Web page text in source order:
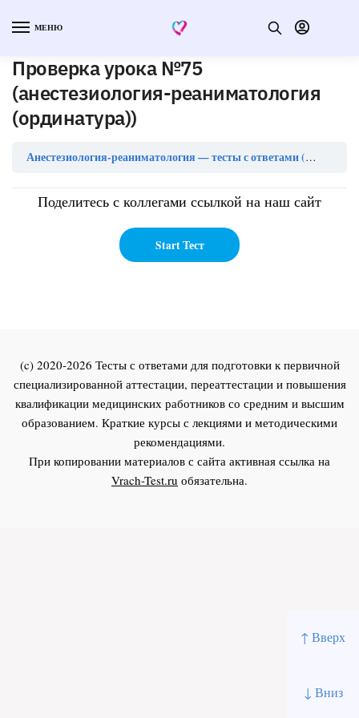
↑ Вверх
↓ Вниз
МЕНЮ
Проверка урока №75
(анестезиология-реаниматология
(ординатура))
Анестезиология-реаниматология — тесты с ответами (ординатура)
Поделитесь с коллегами ссылкой на наш сайт
(c) 2020-2026 Тесты с ответами для подготовки к первичной
специализированной аттестации, переаттестации и повышения
квалификации медицинских работников со средним и высшим
образованием. Краткие курсы с лекциями и методическими
рекомендациями.
При копировании материалов с сайта активная ссылка на
Vrach-Test.ru обязательна.